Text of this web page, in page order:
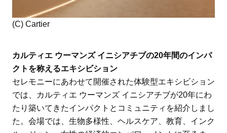
(C) Cartier
カルティエ ウーマンズ イニシアチブの20年間のインパ
クトを称えるエキシビション
セレモニーにあわせて開催された体験型エキシビション
では、カルティエ ウーマンズ イニシアチブが20年にわ
たり築いてきたインパクトとコミュニティを紹介しまし
た。会場では、生物多様性、ヘルスケア、教育、インク